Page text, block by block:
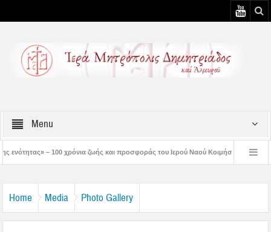
Menu
ζωής και προσφοράς του Ιερού Ναού Κοιμήσεως της Θεοτόκου Πτελεού
Home Media Photo Gallery